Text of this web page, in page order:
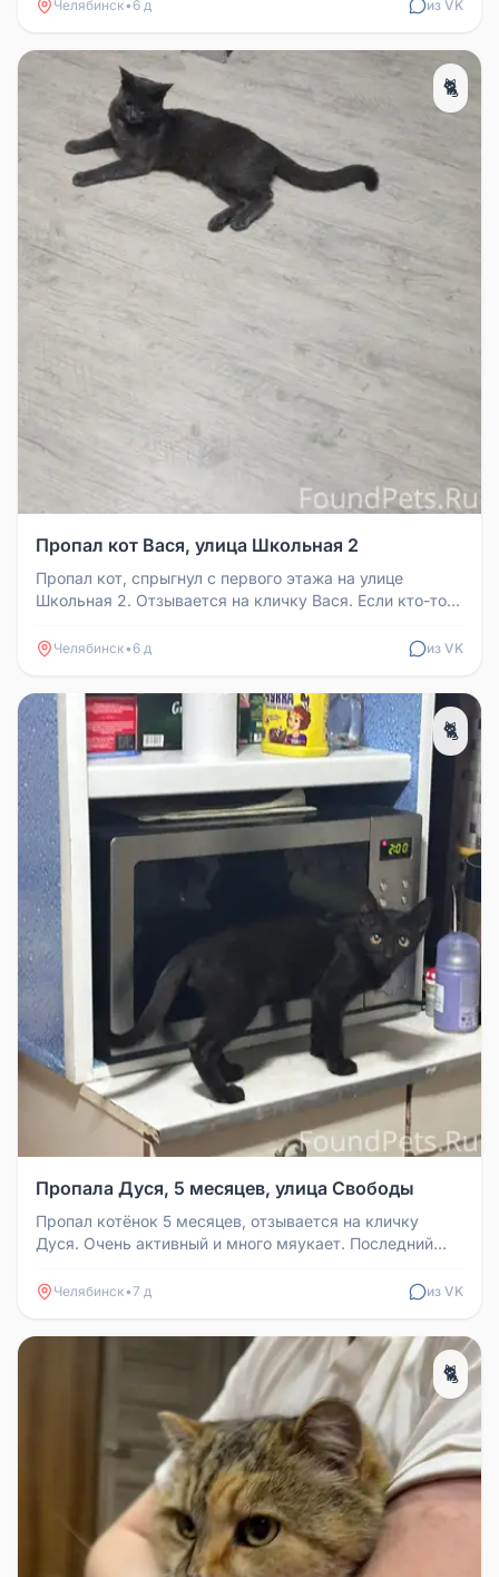
Челябинск•6 д из VK
🐈
Пропал кот Вася, улица Школьная 2
Пропал кот, спрыгнул с первого этажа на улице
Школьная 2. Отзывается на кличку Вася. Если кто-то
Челябинск•6 д из VK
🐈
Пропала Дуся, 5 месяцев, улица Свободы
Пропал котёнок 5 месяцев, отзывается на кличку
Дуся. Очень активный и много мяукает. Последний
Челябинск•7 д из VK
🐈